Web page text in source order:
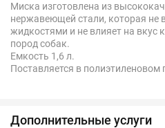
Миска изготовлена из
нержавеющей стали, которая не
жидкостями и не влияет на вкус
пород собак.
Емкость 1,6 л.
Поставляется в полиэтиленовом
Дополнительные услуги